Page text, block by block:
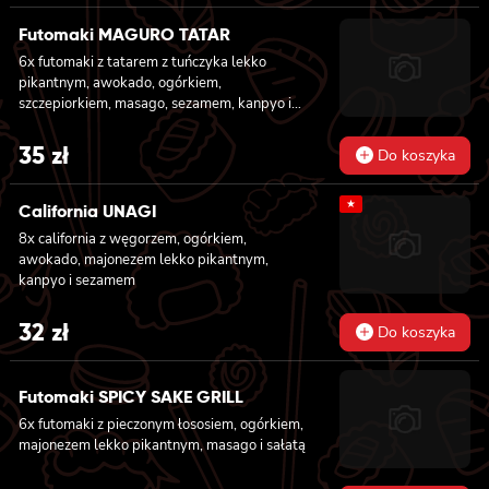
w tempurze, ogórkiem, sałatą i majonezem
lekko pikantnym 6x futomaki z ŁOSOSIEM,
awokado, ogórkiem, serkiem philadelphia i
sałatą 6x futomaki z pieczonym ŁOSOSIEM,
serkiem philadelphia, awokado, ogórkiem,
kanpyo, sałatą, sosem teriyaki i sezamem
Futomaki MAGURO TATAR
6x futomaki z tatarem z tuńczyka lekko
pikantnym, awokado, ogórkiem,
szczepiorkiem, masago, sezamem, kanpyo i
sałatą
35zł Do koszyka
California UNAGI
8x california z węgorzem, ogórkiem,
awokado, majonezem lekko pikantnym,
kanpyo i sezamem
★
32zł Do koszyka
Futomaki SPICY SAKE GRILL
6x futomaki z pieczonym łososiem, ogórkiem,
majonezem lekko pikantnym, masago i sałatą